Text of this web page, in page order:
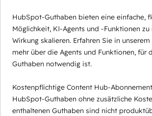
HubSpot-Guthaben bieten eine einfache,
Möglichkeit, KI-Agents und -Funktionen zu
Wirkung skalieren. Erfahren Sie in unserem
mehr über die Agents und Funktionen, für
Guthaben notwendig ist.
Kostenpflichtige Content Hub-
HubSpot-Guthaben ohne zusätzliche
enthaltenen Guthaben sind nicht